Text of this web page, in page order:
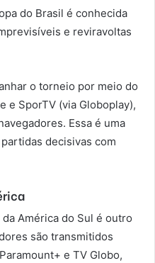
do Brasil é conhecida
e reviravoltas
o torneio por meio do
e SporTV (via Globoplay),
Essa é uma
decisivas com
América do Sul é outro
são transmitidos
e TV Globo,